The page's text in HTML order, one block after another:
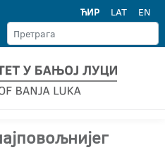
ЋИР LAT EN